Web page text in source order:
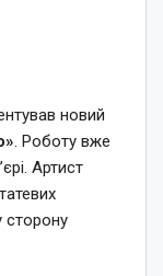
новий
. Роботу вже
Артист
сторону